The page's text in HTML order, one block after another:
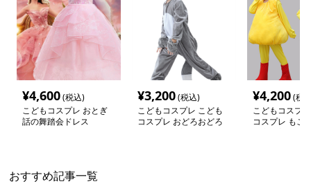
¥4,600(税込)
こどもコスプレ おとぎ
話の舞踏会ドレス
¥3,200(税込)
こどもコスプレ こども
コスプレ おどろおどろ
¥4,200(税
こどもコスプ
コスプレ もこ
おすすめ記事一覧